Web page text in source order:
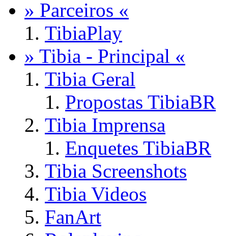
» Parceiros «
TibiaPlay
» Tibia - Principal «
Tibia Geral
Propostas TibiaBR
Tibia Imprensa
Enquetes TibiaBR
Tibia Screenshots
Tibia Videos
FanArt